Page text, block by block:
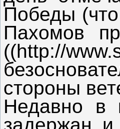
Победы
Пахомов
((http://
стороны
Недавно в